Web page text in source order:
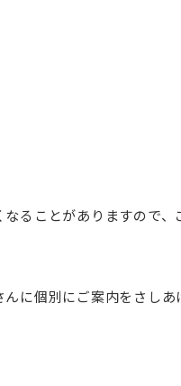
ることがありますので、
に個別にご案内をさしあ